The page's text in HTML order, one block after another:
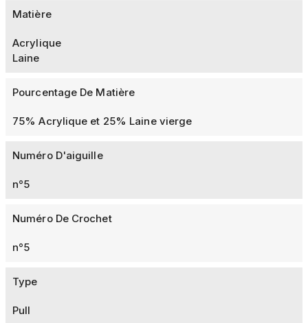
Matière
Acrylique
Laine
Pourcentage De Matière
75% Acrylique et 25% Laine vierge
Numéro D'aiguille
n°5
Numéro De Crochet
n°5
Type
Pull